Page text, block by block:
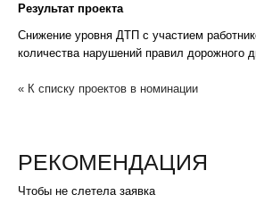
Результат проекта
Снижение уровня ДТП с участием
количества нарушений правил дорожного
« К списку проектов в номинации
РЕКОМЕНДАЦИЯ
Чтобы не слетела заявка